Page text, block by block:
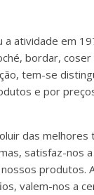
a atividade em
bordar,
tem-se
e por
das melhores
satisfaz-nos a
produtos.
valem-nos a